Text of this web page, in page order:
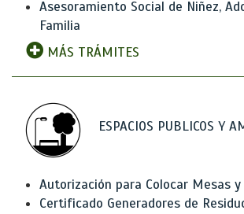
Asesoramiento Social de Niñez,
Familia
MÁS TRÁMITES
ESPACIOS PUBLICOS Y
Autorización para Colocar Mesas y
Certificado Generadores de